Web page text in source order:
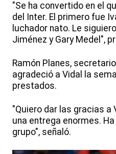
"Se ha convertido en el
del Inter. El primero fue
luchador nato. Le
Jiménez y Gary Medel",
Ramón Planes,
agradeció a Vidal la
prestados.
"Quiero dar las gracias a
una entrega enormes.
grupo", señaló.